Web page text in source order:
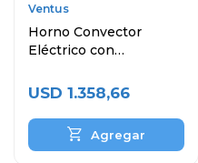
Ventus
Horno Convector
Eléctrico con
60x40 cm
USD 1.358,66